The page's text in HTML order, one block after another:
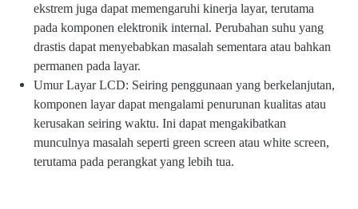
ekstrem juga dapat memengaruhi kinerja layar, terutama
pada komponen elektronik internal. Perubahan suhu yang
drastis dapat menyebabkan masalah sementara atau bahkan
permanen pada layar.
Umur Layar LCD: Seiring penggunaan yang berkelanjutan,
komponen layar dapat mengalami penurunan kualitas atau
kerusakan seiring waktu. Ini dapat mengakibatkan
munculnya masalah seperti green screen atau white screen,
terutama pada perangkat yang lebih tua.